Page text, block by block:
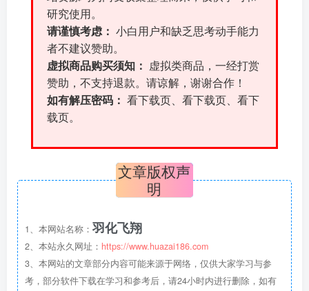
研究使用。
请谨慎考虑： 小白用户和缺乏思考动手能力
者不建议赞助。
虚拟商品购买须知：
虚拟类商品，一经打赏
赞助，不支持退款。请谅解，谢谢合作！
如有解压密码： 看下载页、看下载页、看下
载页。
文章版权声
明
1、本网站名称： 羽化飞翔
2、本站永久网址： https://www.huazai186.com
3、本网站的文章部分内容可能来源于网络，仅供大家学习与参
考，部分软件下载在学习和参考后，请24小时内进行删除，如有